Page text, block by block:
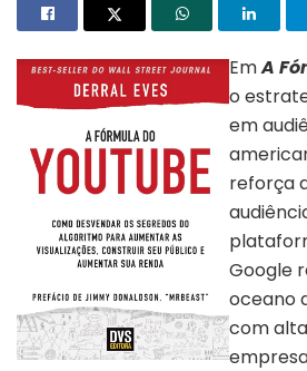
EmA
o
em
reforça
Google
oceano
com